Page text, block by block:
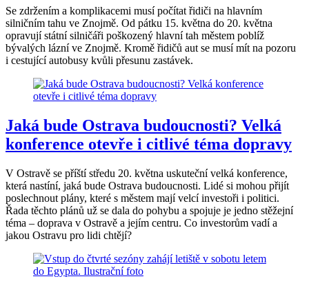
Se zdržením a komplikacemi musí počítat řidiči na hlavním
silničním tahu ve Znojmě. Od pátku 15. května do 20. května
opravují státní silničáři poškozený hlavní tah městem poblíž
bývalých lázní ve Znojmě. Kromě řidičů aut se musí mít na pozoru
i cestující autobusy kvůli přesunu zastávek.
Jaká bude Ostrava budoucnosti? Velká
konference otevře i citlivé téma dopravy
V Ostravě se příští středu 20. května uskuteční velká konference,
která nastíní, jaká bude Ostrava budoucnosti. Lidé si mohou přijít
poslechnout plány, které s městem mají velcí investoři i politici.
Řada těchto plánů už se dala do pohybu a spojuje je jedno stěžejní
téma – doprava v Ostravě a jejím centru. Co investorům vadí a
jakou Ostravu pro lidi chtějí?